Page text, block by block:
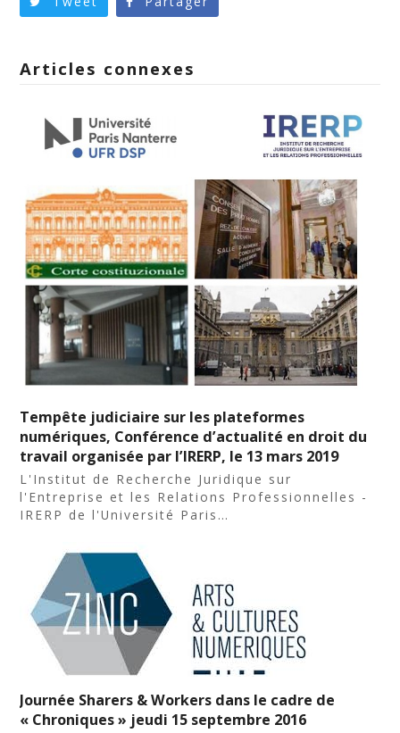
Articles connexes
Tempête judiciaire sur les plateformes
numériques, Conférence d’actualité en droit du
travail organisée par l’IRERP, le 13 mars 2019
L'Institut de Recherche Juridique sur
l'Entreprise et les Relations Professionnelles -
IRERP de l'Université Paris…
Journée Sharers & Workers dans le cadre de
« Chroniques » jeudi 15 septembre 2016